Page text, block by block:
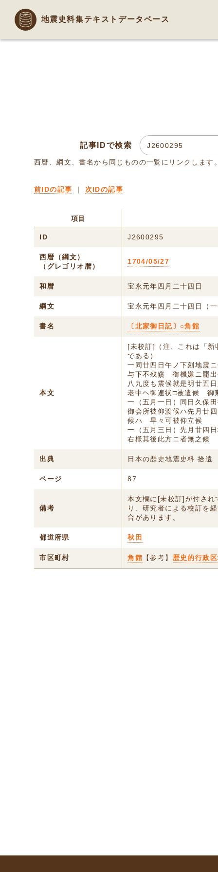
地震史料集テキストデータベース
記事IDで検索
西暦、綱文、書名から同じものの一覧にリンクします
前IDの記事 ｜ 次IDの記事
項目
ID J2600295
西暦（綱文）
（グレゴリオ暦）
1704/05/27
和暦 宝永元年四月二十四日
綱文 宝永元年四月二十四日（
書名 〔北家御日記〕○角館
本文
[未校訂]（注、これは「
である）
一同廿四日午ノ下刻地震
与下不残窺 御機嫌ニ罷出
八九度も震候就是明廿五
老中ヘ御連状□被遣候 御
一（五月一日）同日久保
御会所被仰渡候ハ先月廿
候ハゝ早々可被仰立候
一（五月三日）先月廿四
右様其後此方ニ者無之候
出典 日本の歴史地震史料 拾遺
ページ 87
備考
本文欄に[未校訂]が付され
り、研究者による校訂を
合があります。
都道府県 秋田
市区町村 角館 【参考】 歴史的行政